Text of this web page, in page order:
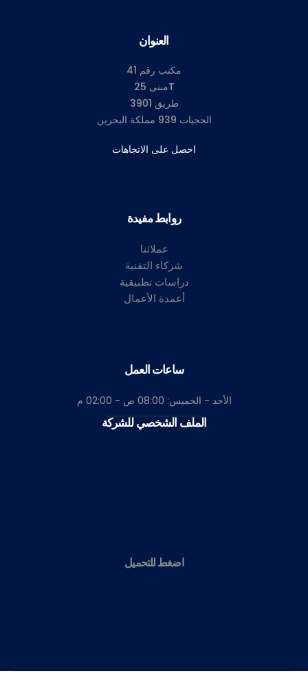
العنوان
مكتب رقم 41
مبنى 25T‎
طريق 3901
الحجيات 939 مملكة البحرين
احصل على الاتجاهات
روابط مفيدة
عملائنا
شركاء التقنية
دراسات تطبيقية
أعمدة الأعمال
ساعات العمل
الأحد - الخميس: 08:00 ص - 02:00 م
الملف الشخصي للشركة
اضغط للتحميل